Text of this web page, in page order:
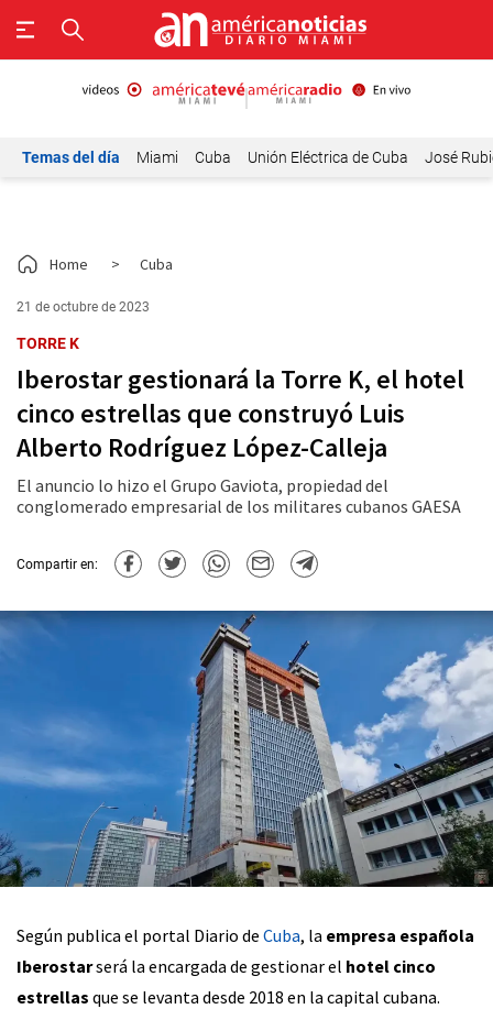
Temas del día Miami Cuba Unión Eléctrica de Cuba José
Home > Cuba
21 de octubre de 2023
TORRE K
Iberostar gestionará la Torre K, el hotel
cinco estrellas que construyó Luis
Alberto Rodríguez López-Calleja
El anuncio lo hizo el Grupo Gaviota, propiedad del
conglomerado empresarial de los militares cubanos GAESA
Compartir en:
Según publica el portal Diario de Cuba, la empresa española
Iberostarserá la encargada de gestionar el hotel cinco
estrellas que se levanta desde 2018 en la capital cubana.